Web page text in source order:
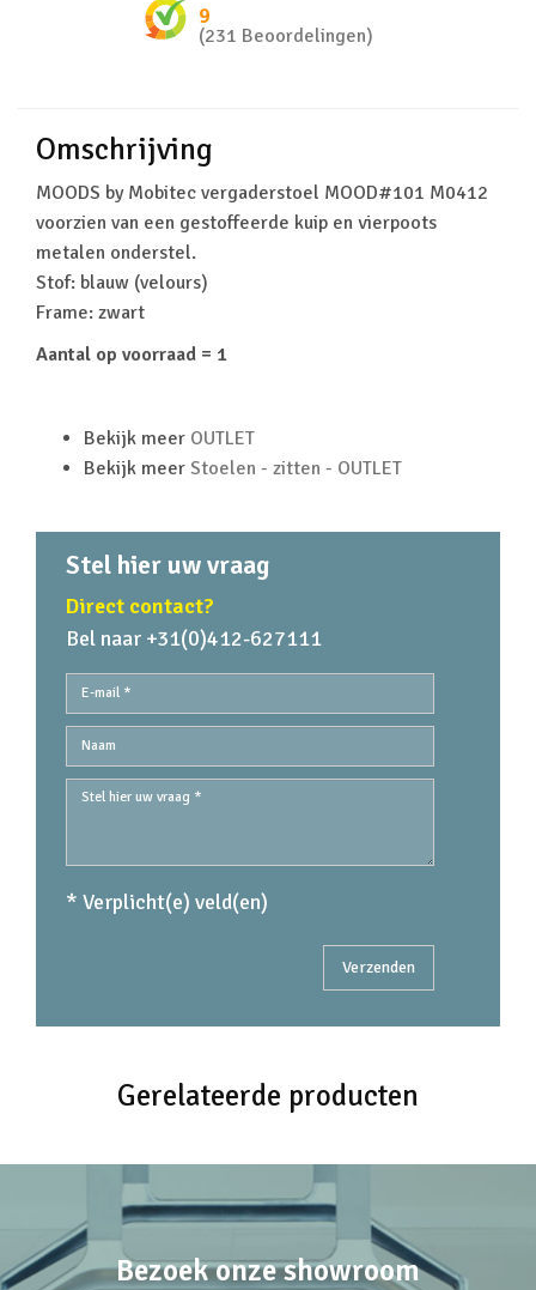
9
(231 Beoordelingen)
Omschrijving
MOODS by Mobitec vergaderstoel MOOD#101 M0412
voorzien van een gestoffeerde kuip en vierpoots
metalen onderstel.
Stof: blauw (velours)
Frame: zwart
Aantal op voorraad = 1
Bekijk meer OUTLET
Bekijk meer Stoelen - zitten - OUTLET
Stel hier uw vraag
Direct contact?
Bel naar +31(0)412-627111
* Verplicht(e) veld(en)
Gerelateerde producten
Bezoek onze showroom